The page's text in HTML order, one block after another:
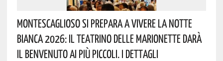
Montescaglioso Si Prepara A Vivere La Notte
Bianca 2026: Il Teatrino Delle Marionette Darà
Il Benvenuto Ai Più Piccoli. I Dettagli